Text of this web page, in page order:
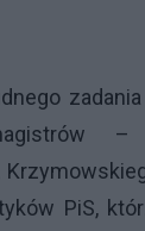
–
PiS,